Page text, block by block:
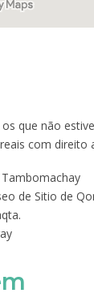
que não
com direito
de Sitio de